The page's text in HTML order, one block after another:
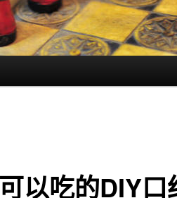
以吃的DIY口